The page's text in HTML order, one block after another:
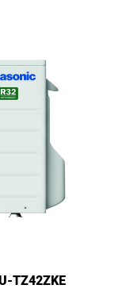
TZ42ZKE